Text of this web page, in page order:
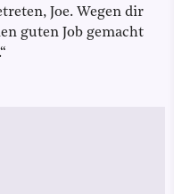
Joe. Wegen dir
guten Job gemacht